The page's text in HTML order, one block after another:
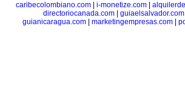
caribecolombiano.com
i-monetize.com
directoriocanada.com
guiaelsalvador.com
guianicaragua.com
marketingempresas.com